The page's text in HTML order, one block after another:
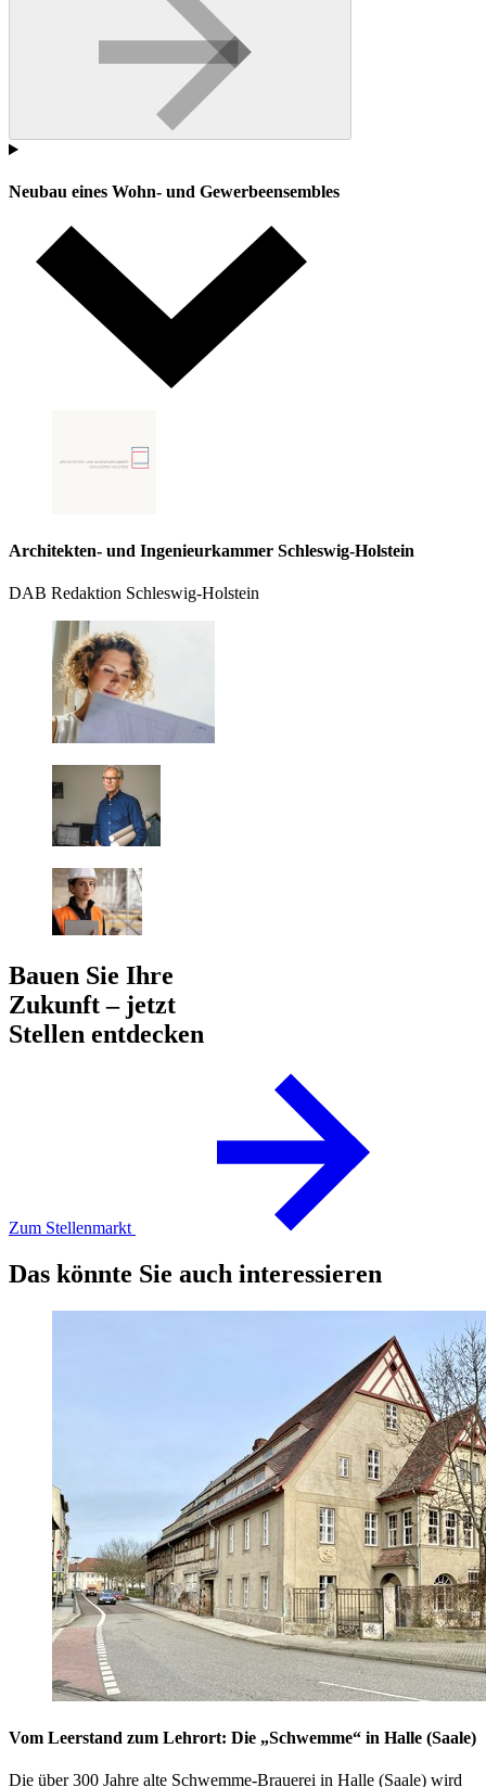
Neubau eines Wohn- und Gewerbeensembles
Architekten- und Ingenieurkammer Schleswig-Holstein
DAB Redaktion Schleswig-Holstein
Bauen Sie Ihre
Zukunft – jetzt
Stellen entdecken
Zum Stellenmarkt
Das könnte Sie auch interessieren
Vom Leerstand zum Lehrort: Die „Schwemme“ in Halle (Saale)
Die über 300 Jahre alte Schwemme-Brauerei in Halle (Saale) wird